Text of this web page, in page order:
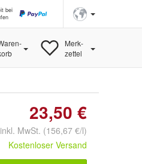
bei
Merk-
zettel
23,50 €
MwSt. (156,67 €/l)
Kostenloser Versand